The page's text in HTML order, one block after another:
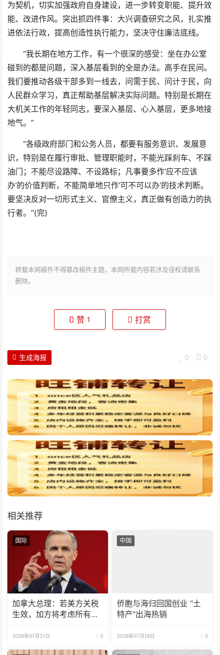
为契机，切实加强政府自身建设，进一步转变职能、提升效
能、改进作风。突出抓四件事：大兴调查研究之风，扎实推
进依法行政，提高创造性执行能力，坚决守住廉洁底线。
“我长期在地方工作，有一个很深的感受：坐在办公室
碰到的都是问题，深入基层看到的全是办法。高手在民间。
我们要推动各级干部多到一线去，问需于民、问计于民，向
人民群众学习，真正帮助基层解决实际问题。特别是长期在
大机关工作的年轻同志，要深入基层、心入基层，更多地接
地气。”
“各级政府部门和公务人员，都要有服务意识、发展意
识，特别是在履行审批、管理职能时，不能光踩刹车、不踩
油门；不能尽设路障、不设路标；凡事要多作‘应不应该
办’的价值判断，不能简单地只作‘可不可以办’的技术判断。
要坚决反对一切形式主义、官僚主义，真正做有创造力的执
行者。”(完)
转载本网稿件不得篡改稿件主题，本网所载内容若涉及侵权请联系
删除。
赞 1 打赏
0 0
生成海报
相关推荐
国际
加拿大总理：若美方关税
生效，加方将考虑所有回
2026年07月21日 0
中国
侨胞与海归回国创业 “土
特产”出海热销
2026年07月16日 0